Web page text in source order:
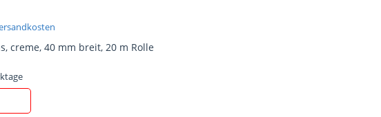
creme, 40 mm breit, 20 m Rolle